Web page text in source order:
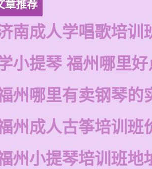
章推荐
南成人学唱歌培训
小提琴 福州哪里
州哪里有卖钢琴的
州成人古筝培训班
州小提琴培训班地